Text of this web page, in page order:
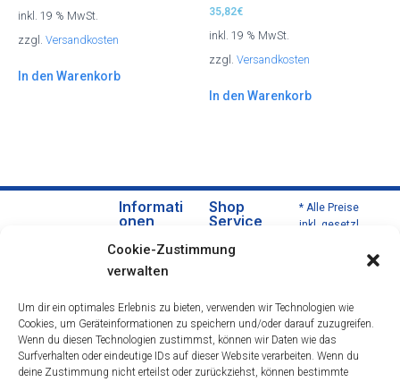
Cookie-Zustimmung
verwalten
Um dir ein optimales Erlebnis zu bieten, verwenden wir Technologien wie
Cookies, um Geräteinformationen zu speichern und/oder darauf zuzugreifen.
Wenn du diesen Technologien zustimmst, können wir Daten wie das
Surfverhalten oder eindeutige IDs auf dieser Website verarbeiten. Wenn du
deine Zustimmung nicht erteilst oder zurückziehst, können bestimmte
inkl. 19 % MwSt.
zzgl. Versandkosten
In den Warenkorb
35,82€
inkl. 19 % MwSt.
zzgl. Versandkosten
In den Warenkorb
Informati
onen
uns
Daten
rung
Impre
ssum
Shop
Service
ngsbe
dingu
ngen
Wider
* Alle Preise
inkl. gesetzl.
Nachnahmeg
ebühren,
wenn nicht
anders
beschrieben.